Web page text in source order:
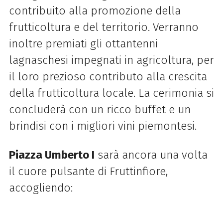
contribuito alla promozione della
frutticoltura e del territorio. Verranno
inoltre premiati gli ottantenni
lagnaschesi impegnati in agricoltura, per
il loro prezioso contributo alla crescita
della frutticoltura locale. La cerimonia si
concluderà con un ricco buffet e un
brindisi con i migliori vini piemontesi.
Piazza Umberto I sarà ancora una volta
il cuore pulsante di Fruttinfiore,
accogliendo: